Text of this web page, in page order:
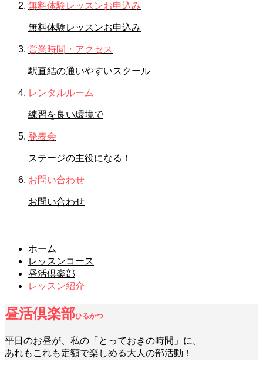
無料体験レッスンお申込み
無料体験レッスンお申込み
営業時間・アクセス
駅直結の通いやすいスクール
レンタルルーム
練習を良い環境で
発表会
ステージの主役になる！
お問い合わせ
お問い合わせ
ホーム
レッスンコース
昼活倶楽部
レッスン紹介
昼活倶楽部ひるかつ
平日のお昼が、私の「とっておきの時間」に。
あれもこれも定額で楽しめる大人の部活動！